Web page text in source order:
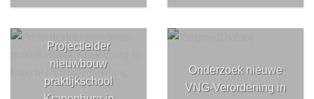
Projectleider
nieuwbouw
praktijkschool
Onderzoek nieuwe
VNG-Verordening in